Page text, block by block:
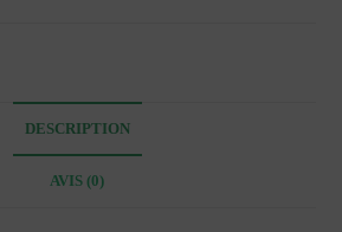
DESCRIPTION
AVIS (0)